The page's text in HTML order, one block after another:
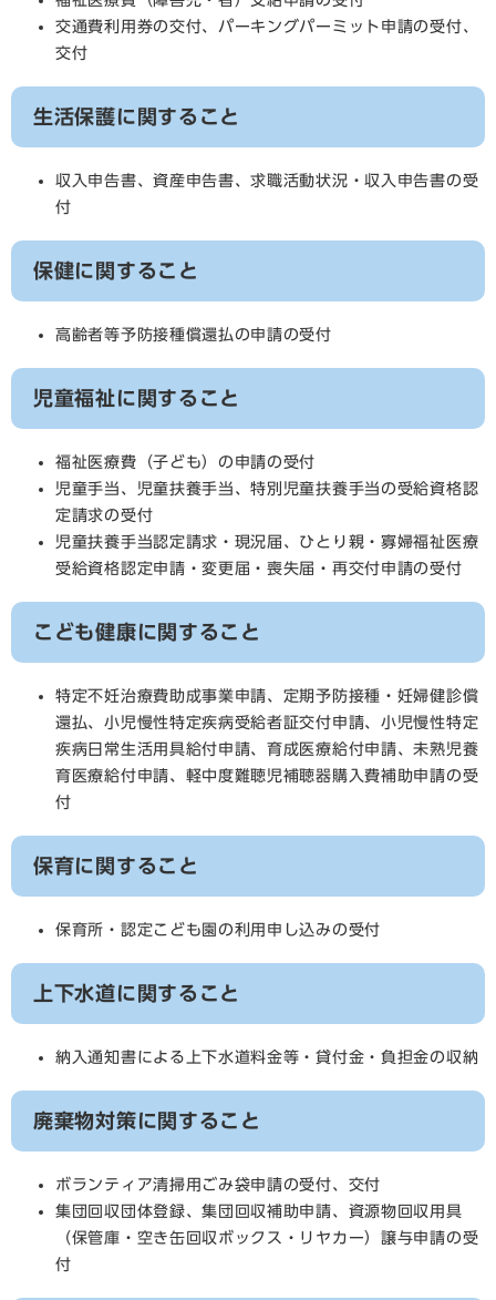
交通費利用券の交付、パーキングパーミット申請の受付、
交付
生活保護に関すること
収入申告書、資産申告書、求職活動状況・収入申告書の受
付
保健に関すること
高齢者等予防接種償還払の申請の受付
児童福祉に関すること
福祉医療費（子ども）の申請の受付
児童手当、児童扶養手当、特別児童扶養手当の受給資格認
定請求の受付
児童扶養手当認定請求・現況届、ひとり親・寡婦福祉医療
受給資格認定申請・変更届・喪失届・再交付申請の受付
こども健康に関すること
特定不妊治療費助成事業申請、定期予防接種・妊婦健診償
還払、小児慢性特定疾病受給者証交付申請、小児慢性特定
疾病日常生活用具給付申請、育成医療給付申請、未熟児養
育医療給付申請、軽中度難聴児補聴器購入費補助申請の受
付
保育に関すること
保育所・認定こども園の利用申し込みの受付
上下水道に関すること
納入通知書による上下水道料金等・貸付金・負担金の収納
廃棄物対策に関すること
ボランティア清掃用ごみ袋申請の受付、交付
集団回収団体登録、集団回収補助申請、資源物回収用具
（保管庫・空き缶回収ボックス・リヤカー）譲与申請の受
付